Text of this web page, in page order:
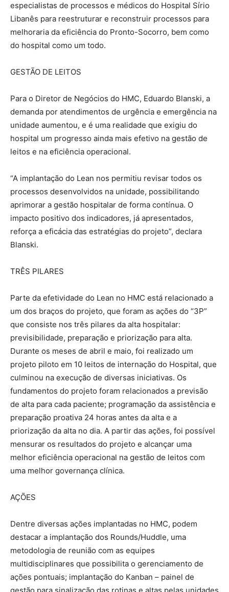
especialistas de processos e médicos do Hospital Sírio
Libanês para reestruturar e reconstruir processos para
melhoraria da eficiência do Pronto-Socorro, bem como
do hospital como um todo.
GESTÃO DE LEITOS
Para o Diretor de Negócios do HMC, Eduardo Blanski, a
demanda por atendimentos de urgência e emergência na
unidade aumentou, e é uma realidade que exigiu do
hospital um progresso ainda mais efetivo na gestão de
leitos e na eficiência operacional.
“A implantação do Lean nos permitiu revisar todos os
processos desenvolvidos na unidade, possibilitando
aprimorar a gestão hospitalar de forma contínua. O
impacto positivo dos indicadores, já apresentados,
reforça a eficácia das estratégias do projeto”, declara
Blanski.
TRÊS PILARES
Parte da efetividade do Lean no HMC está relacionado a
um dos braços do projeto, que foram as ações do “3P”
que consiste nos três pilares da alta hospitalar:
previsibilidade, preparação e priorização para alta.
Durante os meses de abril e maio, foi realizado um
projeto piloto em 10 leitos de internação do Hospital, que
culminou na execução de diversas iniciativas. Os
fundamentos do projeto foram relacionados a previsão
de alta para cada paciente; programação da assistência e
preparação proativa 24 horas antes da alta e a
priorização da alta no dia. A partir das ações, foi possível
mensurar os resultados do projeto e alcançar uma
melhor eficiência operacional na gestão de leitos com
uma melhor governança clínica.
AÇÕES
Dentre diversas ações implantadas no HMC, podem
destacar a implantação dos Rounds/Huddle, uma
metodologia de reunião com as equipes
multidisciplinares que possibilita o gerenciamento de
ações pontuais; implantação do Kanban – painel de